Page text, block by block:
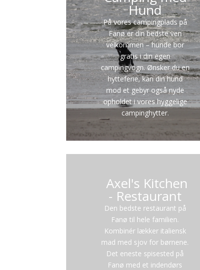
Hund
På vores campingplads på
Fanø er din bedste ven
velkommen – hunde bor
gratis i din egen
campingvogn. Ønsker du en
hytteferie, kan din hund
mod et gebyr også nyde
opholdet i vores hyggelige
campinghytter.
Axel's Kitchen
- Restaurant
Den bedste restaurant på
Fanø til hele familien.
Kombinér lækker italiensk
mad med sjov for børnene.
Det eneste spisested på
Fanø med et indendørs